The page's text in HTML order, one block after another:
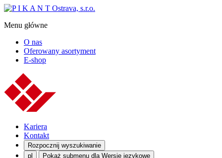
Menu główne
O nas
Oferowany asortyment
E-shop
Kariera
Kontakt
Rozpocznij wyszukiwanie
pl
Pokaż submenu dla Wersje językowe